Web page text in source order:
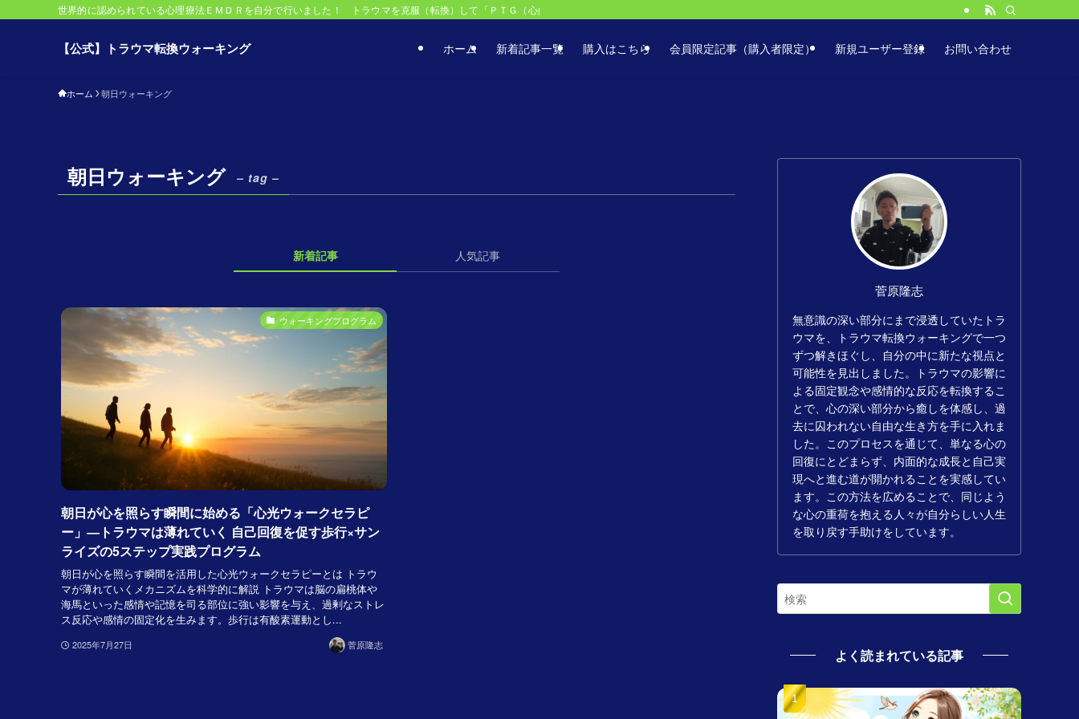
世界的に認められている心理療法ＥＭＤＲを自分で行いました！ トラウマを克服（転換）して「ＰＴＧ（心的外傷後成長）」を目指せ！トラウマ克服に役立つ簡単な方法！
【公式】トラウマ転換ウォーキング ホーム 新着記事一覧 購入はこちら 会員限定記事（購入者限定） 新規ユーザー登録 お問い合わせ
ホーム 朝日ウォーキング
朝日ウォーキング – tag –
新着記事 人気記事
ウォーキングプログラム
朝日が心を照らす瞬間に始める「心光ウォークセラピ
ー」―トラウマは薄れていく 自己回復を促す歩行×サン
ライズの5ステップ実践プログラム
朝日が心を照らす瞬間を活用した心光ウォークセラピーとは トラウ
マが薄れていくメカニズムを科学的に解説 トラウマは脳の扁桃体や
海馬といった感情や記憶を司る部位に強い影響を与え、過剰なストレ
ス反応や感情の固定化を生みます。歩行は有酸素運動とし...
2025年7月27日 菅原隆志
菅原隆志
無意識の深い部分にまで浸透していたトラ
ウマを、トラウマ転換ウォーキングで一つ
ずつ解きほぐし、自分の中に新たな視点と
可能性を見出しました。トラウマの影響に
よる固定観念や感情的な反応を転換するこ
とで、心の深い部分から癒しを体感し、過
去に囚われない自由な生き方を手に入れま
した。このプロセスを通じて、単なる心の
回復にとどまらず、内面的な成長と自己実
現へと進む道が開かれることを実感してい
ます。この方法を広めることで、同じよう
な心の重荷を抱える人々が自分らしい人生
を取り戻す手助けをしています。
よく読まれている記事